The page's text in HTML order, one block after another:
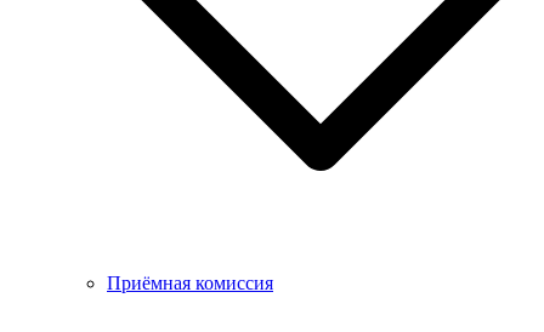
Приёмная комиссия